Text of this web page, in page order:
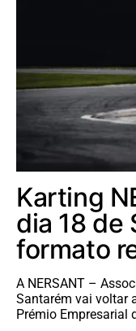
Karting
dia 18 de
formato
A NERSANT –
Santarém vai voltar
Prémio Empresarial